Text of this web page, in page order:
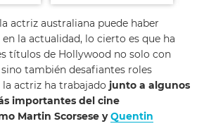
actriz australiana puede haber
la actualidad, lo cierto es que ha
títulos de Hollywood no solo con
también desafiantes roles
la actriz ha trabajado junto a algunos
importantes del cine
Martin Scorsese yQuentin